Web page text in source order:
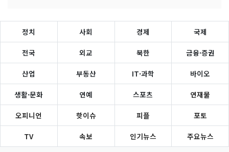
정치 사회 경제 국제
전국 외교 북한 금융·증권
산업 부동산 IT·과학 바이오
생활·문화 연예 스포츠 연재물
오피니언 핫이슈 피플 포토
TV 속보 인기뉴스 주요뉴스